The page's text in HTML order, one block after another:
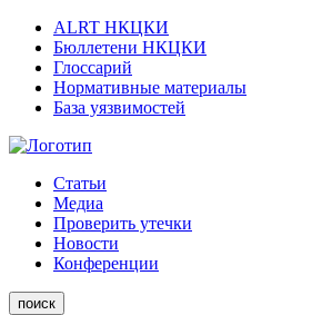
ALRT НКЦКИ
Бюллетени НКЦКИ
Глоссарий
Нормативные материалы
База уязвимостей
Статьи
Медиа
Проверить утечки
Новости
Конференции
поиск